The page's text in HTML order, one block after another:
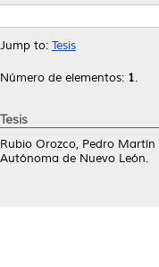
Jump to: Tesis
Número de elementos: 1.
Tesis
Rubio Orozco, Pedro Martín
Autónoma de Nuevo León.